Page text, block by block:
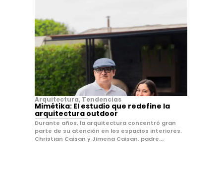
Arquitectura, Tendencias
Mimétika: El estudio que redefine la
arquitectura outdoor
Durante años, la arquitectura concentró gran
parte de su atención en los espacios interiores.
Christian Caisan y Jimena Caisan, padre...